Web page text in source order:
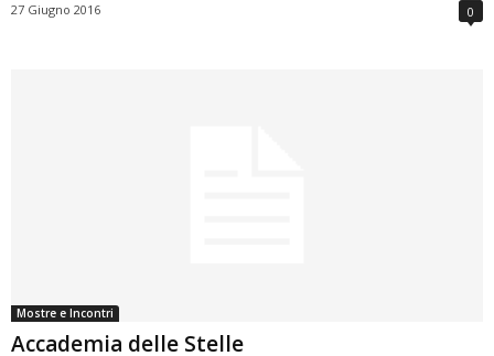
27 Giugno 2016 0
Mostre e Incontri
Accademia delle Stelle